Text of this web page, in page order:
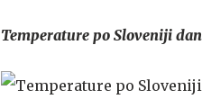
Temperature po Sloveniji